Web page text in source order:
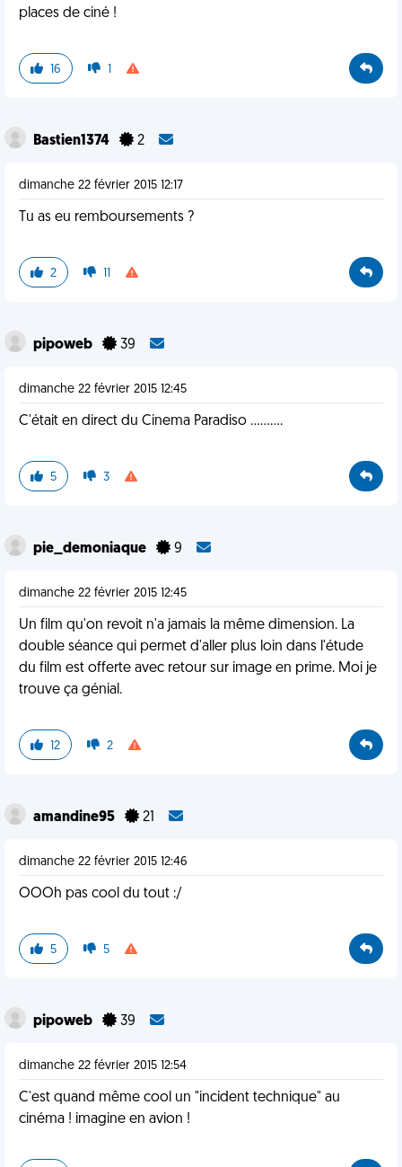
places de ciné !
16 1
Bastien1374 2
dimanche 22 février 2015 12:17
Tu as eu remboursements ?
2 11
pipoweb 39
dimanche 22 février 2015 12:45
C'était en direct du Cinema Paradiso ..........
5 3
pie_demoniaque 9
dimanche 22 février 2015 12:45
Un film qu'on revoit n'a jamais la même dimension. La
double séance qui permet d'aller plus loin dans l'étude
du film est offerte avec retour sur image en prime. Moi je
trouve ça génial.
12 2
amandine95 21
dimanche 22 février 2015 12:46
OOOh pas cool du tout :/
5 5
pipoweb 39
dimanche 22 février 2015 12:54
C'est quand même cool un "incident technique" au
cinéma ! imagine en avion !